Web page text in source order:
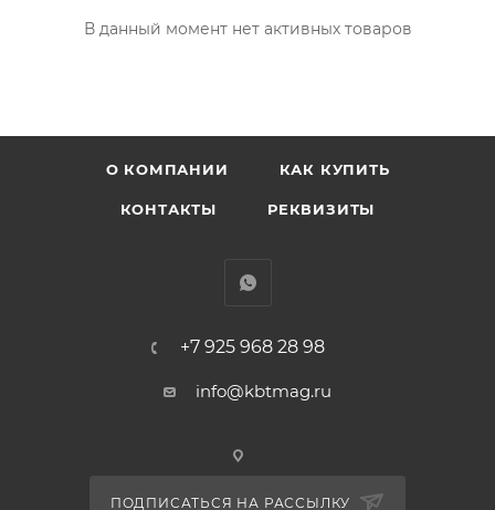
В данный момент нет активных товаров
О КОМПАНИИ КАК КУПИТЬ
КОНТАКТЫ РЕКВИЗИТЫ
+7 925 968 28 98
info@kbtmag.ru
ПОДПИСАТЬСЯ НА РАССЫЛКУ